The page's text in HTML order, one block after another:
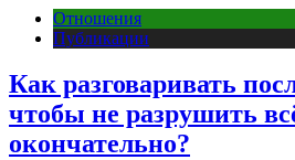
Отношения
Публикации
Как разговаривать
чтобы не разрушить
окончательно?